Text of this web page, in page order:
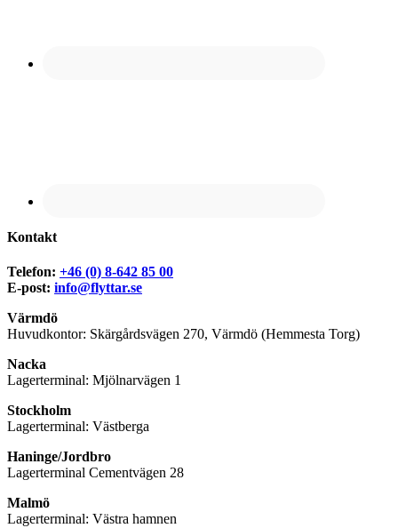
Kontakt
Telefon: +46 (0) 8-642 85 00
E-post: info@flyttar.se
Värmdö
Huvudkontor: Skärgårdsvägen 270, Värmdö (Hemmesta Torg)
Nacka
Lagerterminal: Mjölnarvägen 1
Stockholm
Lagerterminal: Västberga
Haninge/Jordbro
Lagerterminal Cementvägen 28
Malmö
Lagerterminal: Västra hamnen